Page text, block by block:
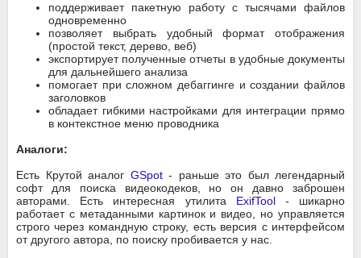
поддерживает пакетную работу с тысячами файлов
одновременно
позволяет выбрать удобный формат отображения
(простой текст, дерево, веб)
экспортирует полученные отчеты в удобные документы
для дальнейшего анализа
помогает при сложном дебаггинге и создании файлов
заголовков
обладает гибкими настройками для интеграции прямо
в контекстное меню проводника
Аналоги:
Есть Крутой аналог GSpot- раньше это был легендарный
софт для поиска видеокодеков, но он давно заброшен
авторами. Есть интересная утилита ExifTool- шикарно
работает с метаданными картинок и видео, но управляется
строго через командную строку, есть версия с интерфейсом
от другого автора, по поиску пробивается у нас.